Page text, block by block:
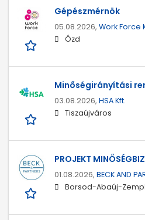
Gépészmérnök
05.08.2026, Work Force
Ózd
Minőségirányítási
03.08.2026, HSA Kft.
Tiszaújváros
PROJEKT
01.08.2026, BECK AND
Borsod-Abaúj-